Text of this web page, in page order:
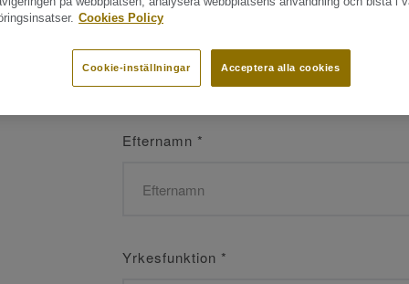
Namn
Efternamn *
Yrkesfunktion *
Cookies Policy
Acceptera alla cookies
Cookie-inställningar